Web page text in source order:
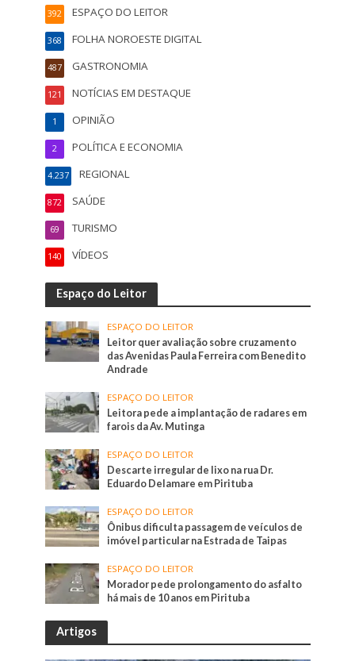
ESPAÇO DO LEITOR
392
FOLHA NOROESTE DIGITAL
368
GASTRONOMIA
487
NOTÍCIAS EM DESTAQUE
121
OPINIÃO
1
POLÍTICA E ECONOMIA
2
REGIONAL
4.237
SAÚDE
872
TURISMO
69
VÍDEOS
140
Espaço do Leitor
ESPAÇO DO LEITOR
Leitor quer avaliação sobre cruzamento
das Avenidas Paula Ferreira com Benedito
Andrade
ESPAÇO DO LEITOR
Leitora pede a implantação de radares em
farois da Av. Mutinga
ESPAÇO DO LEITOR
Descarte irregular de lixo na rua Dr.
Eduardo Delamare em Pirituba
ESPAÇO DO LEITOR
Ônibus dificulta passagem de veículos de
imóvel particular na Estrada de Taipas
ESPAÇO DO LEITOR
Morador pede prolongamento do asfalto
há mais de 10 anos em Pirituba
Artigos